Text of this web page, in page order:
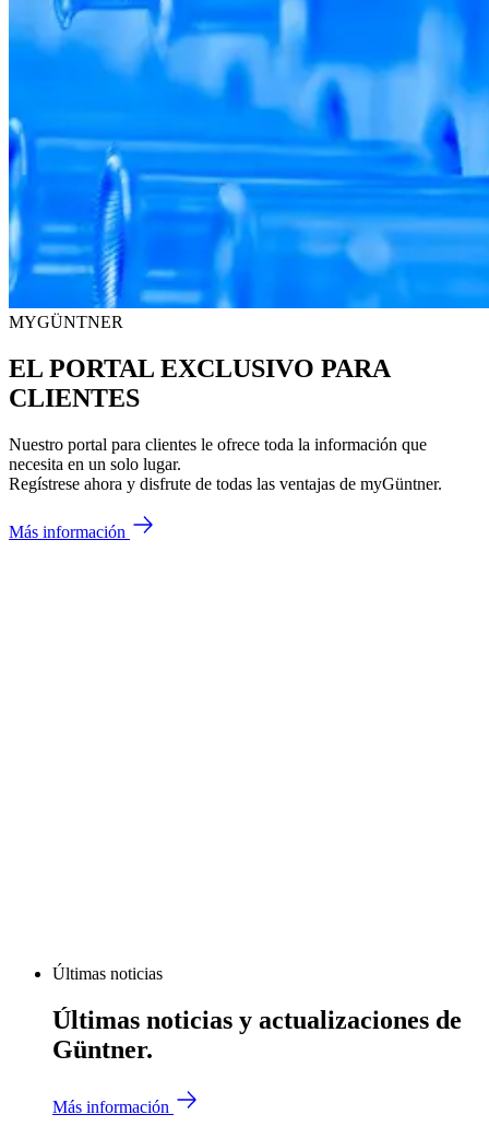
MYGÜNTNER
EL PORTAL EXCLUSIVO PARA
CLIENTES
Nuestro portal para clientes le ofrece toda la información que
necesita en un solo lugar.
Regístrese ahora y disfrute de todas las ventajas de myGüntner.
Más información
Últimas noticias
Últimas noticias y actualizaciones de
Güntner.
Más información